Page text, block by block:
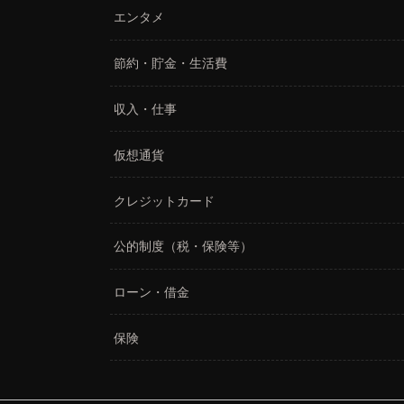
エンタメ
節約・貯金・生活費
収入・仕事
仮想通貨
クレジットカード
公的制度（税・保険等）
ローン・借金
保険